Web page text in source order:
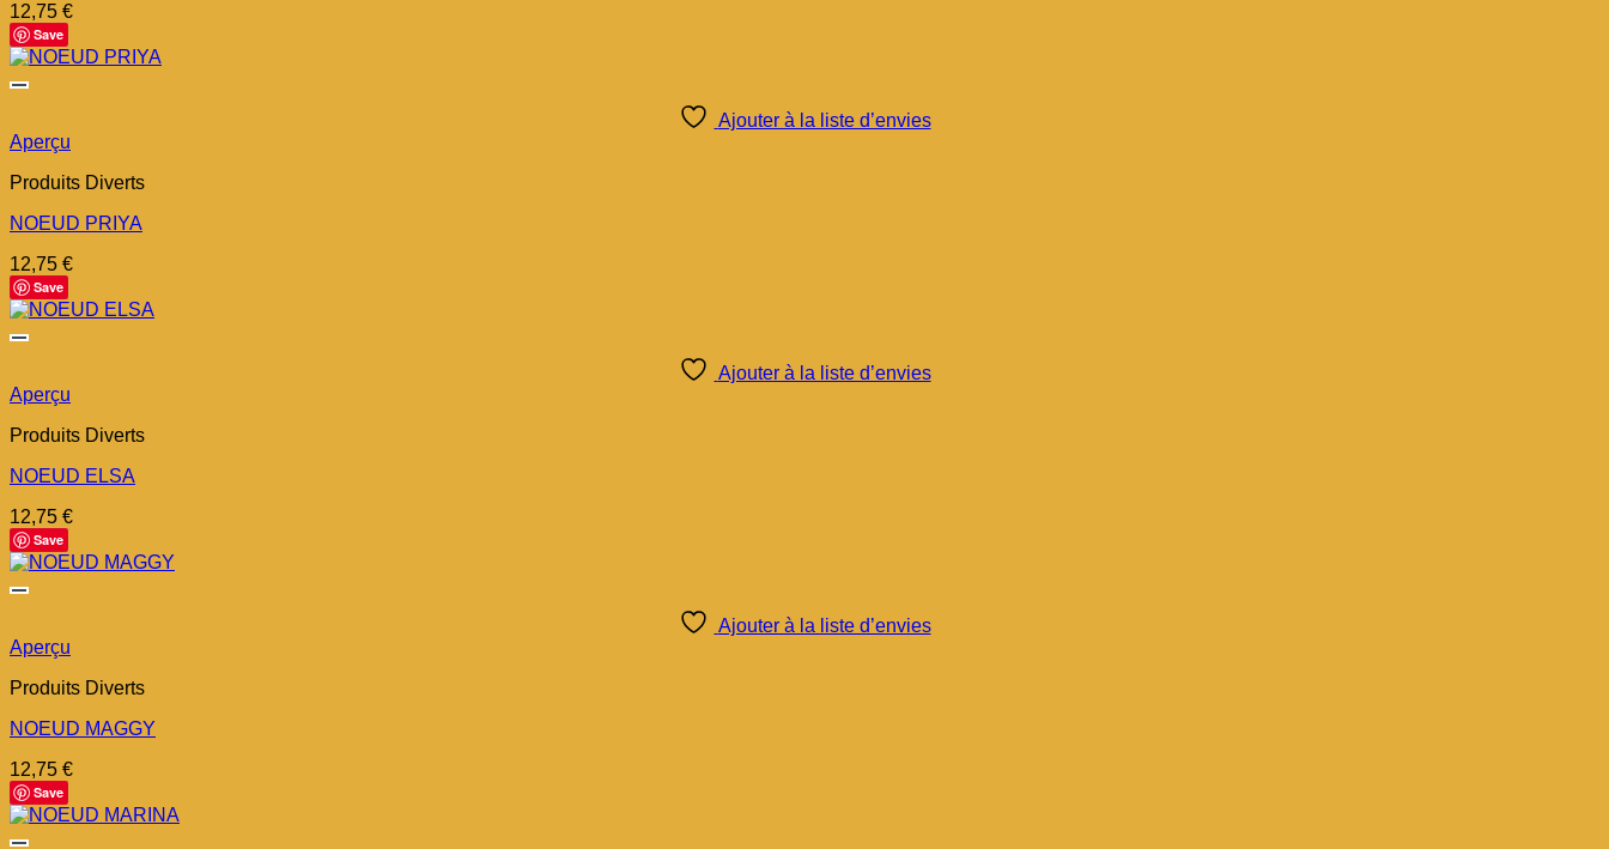
12,75 €
Save
Ajouter à la liste d’envies
Aperçu
Produits Diverts
NOEUD PRIYA
12,75 €
Save
Ajouter à la liste d’envies
Aperçu
Produits Diverts
NOEUD ELSA
12,75 €
Save
Ajouter à la liste d’envies
Aperçu
Produits Diverts
NOEUD MAGGY
12,75 €
Save